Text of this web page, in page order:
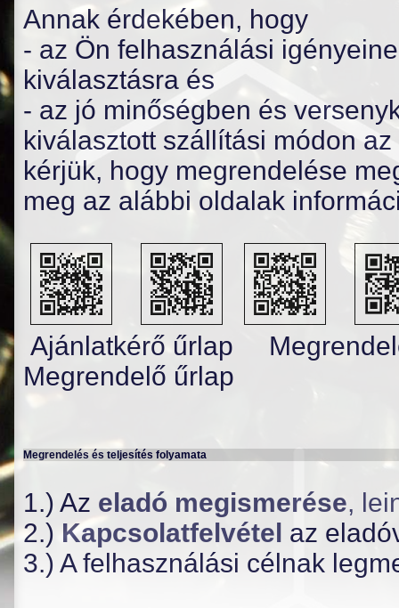
Annak érdekében, hogy
- az Ön felhasználási
kiválasztásra és
- az jó minőségben és
kiválasztott szállítási módon
kérjük, hogy megrendelése
meg az alábbi oldalak
Ajánlatkérő űrlap
Megrendelő űrlap
Megrendelés és teljesítés folyamata
1.) Az eladó megismerése,
2.) Kapcsolatfelvétel az
3.) A felhasználási célnak